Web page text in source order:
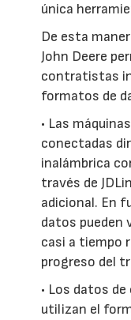
única
De esta
John Deere
contratistas
formatos de
• Las
conectadas
inalámbrica
través de
adicional. En
datos pueden
casi a tiempo
progreso del
• Los datos
utilizan el